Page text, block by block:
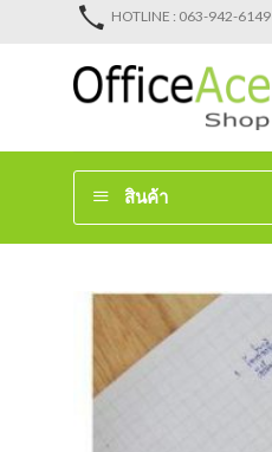
HOTLINE : 063-942-6149
สินค้า